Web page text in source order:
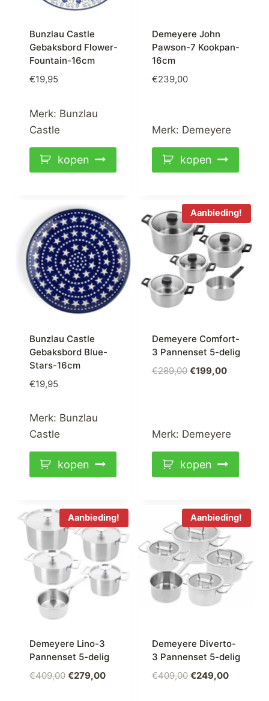
Bunzlau Castle
Gebaksbord Flower-
Fountain-16cm
€19,95
Merk: Bunzlau
Castle
kopen
Demeyere John
Pawson-7 Kookpan-
16cm
€239,00
Merk: Demeyere
kopen
Bunzlau Castle
Gebaksbord Blue-
Stars-16cm
€19,95
Merk: Bunzlau
Castle
kopen
Aanbieding!
Demeyere Comfort-
3 Pannenset 5-delig
€289,00 Oorspronkelijke
€199,00Huidige
Merk: Demeyere
kopen
Aanbieding!
Demeyere Lino-3
Pannenset 5-delig
€409,00 Oorspronkelijke
€279,00Huidige
Aanbieding!
Demeyere Diverto-
3 Pannenset 5-delig
€409,00 Oorspronkelijke
€249,00Huidige